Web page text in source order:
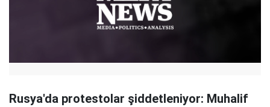
Rusya'da protestolar şiddetleniyor: Muhalif